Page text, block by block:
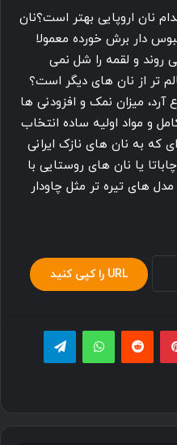
نان اروپایی بهتر است؟نان
دار برش خورده معمولا
روند و لقمه را شل نمی
تر از نان های دیگر است؟
آرد، میزان نمک و افزودنی ها
و مواد اولیه ساده انتخاب
که به نان های نازک ایرانی
یا نان های روستایی با
های تیره تر مثل چاودار
URL را کپی کنید
پینترست‫رددیت واتس آپ تلگرام